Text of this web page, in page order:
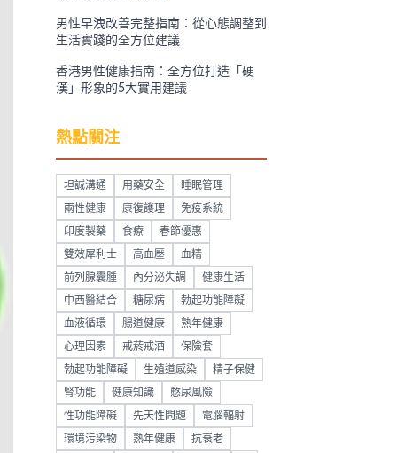
男性早洩改善完整指南：從心態調整到
生活實踐的全方位建議
香港男性健康指南：全方位打造「硬
漢」形象的5大實用建議
熱點關注
坦誠溝通 用藥安全 睡眠管理
兩性健康 康復護理 免疫系統
印度製藥 食療 春節優惠
雙效犀利士 高血壓 血精
前列腺囊腫 內分泌失調 健康生活
中西醫結合 糖尿病 勃起功能障礙
血液循環 腸道健康 熟年健康
心理因素 戒菸戒酒 保險套
勃起功能障礙 生殖道感染 精子保健
腎功能 健康知識 憋尿風險
性功能障礙 先天性問題 電腦輻射
環境污染物 熟年健康 抗衰老